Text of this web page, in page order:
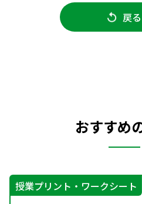
戻る
おすすめ
授業プリント・ワークシート